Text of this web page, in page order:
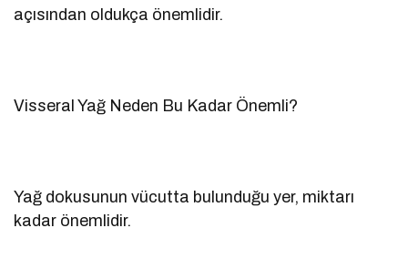
açısından oldukça önemlidir.
Visseral Yağ Neden Bu Kadar Önemli?
Yağ dokusunun vücutta bulunduğu yer, miktarı
kadar önemlidir.